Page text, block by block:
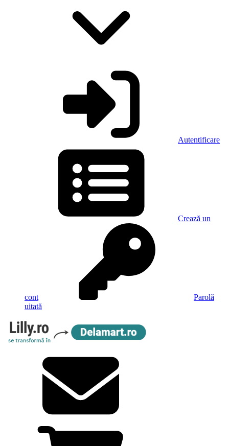
Autentificare
Crează un
cont
Parolă
uitată